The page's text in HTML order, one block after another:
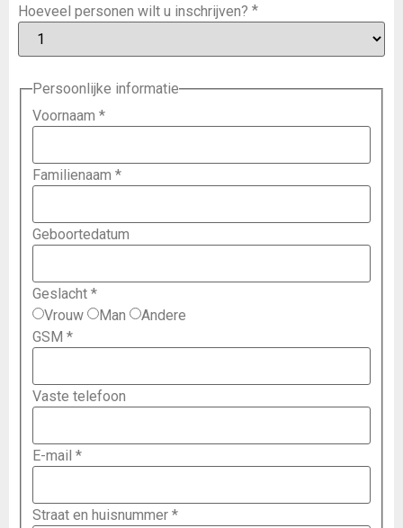
Hoeveel personen wilt u inschrijven? *
Persoonlijke informatie
Voornaam *
Familienaam *
Geboortedatum
Geslacht *
Vrouw
Man
Andere
GSM *
Vaste telefoon
E-mail *
Straat en huisnummer *